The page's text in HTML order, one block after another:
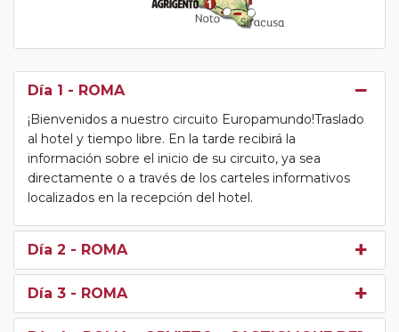
Día 1 - ROMA
¡Bienvenidos a nuestro circuito Europamundo!Traslado
al hotel y tiempo libre. En la tarde recibirá la
información sobre el inicio de su circuito, ya sea
directamente o a través de los carteles informativos
localizados en la recepción del hotel.
Día 2 - ROMA
Día 3 - ROMA